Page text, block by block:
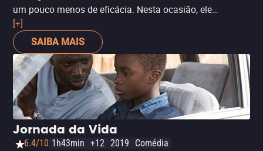
um pouco menos de eficácia. Nesta ocasião, ele
interpreta um imigrante senegalês na França, que é
forçado a retornar ao seu país devido a um erro
burocrático. É assim que ele conhece uma voluntária
disposta a ajudá-lo a ficar, o que desencadeia o romance
-- forçado, mas bonito.
[+]
SAIBA MAIS
Jornada da Vida
6.4/10 1h43min +12 2019
Comédia